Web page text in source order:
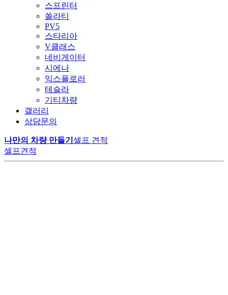
스프린터
쏠라티
PV5
스타리아
V클래스
네비게이터
시에나
익스플로러
테슬라
기티차량
갤러리
상담문의
나만의 차량 만들기 셀프 견적
셀프견적